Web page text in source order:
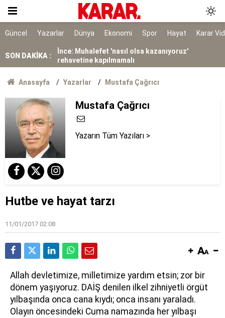
Güncel Yazarlar Dünya Ekonomi Spor Hayat Karar
SON DAKİKA :
Dedetaş: Teşekkürler Üsküdar, tebrikler Sibel
Başkanım
rehavetine kapılmamalı
Kendisinin çayını dahi içmedim
Ayrımcılığı hak etmedik
SURECTE EN KRITIK ASAMA
Belediye kursunda öğrendiği meslekle evini
atölyeye dönüştürdü
Gazi ve şehit yakınlarına ilişkin teklif kabul
Anasayfa Yazarlar Mustafa Çağrıcı
Mustafa Çağrıcı
Yazarın Tüm Yazıları >
Hutbe ve hayat tarzı
11/01/2017 02:08
A llah devletimize, milletimize yardım etsin; zor bir
dönem yaşıyoruz. DAİŞ denilen ilkel zihniyetli örgüt
yılbaşında onca cana kıydı; onca insanı yaraladı.
Olayın öncesindeki Cuma namazında her yılbaşı